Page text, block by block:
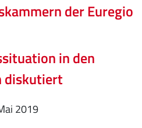
der Euregio
in den
diskutiert
2019